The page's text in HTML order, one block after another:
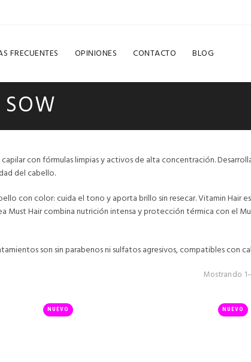
FRECUENTES OPINIONES CONTACTO BLOG
SOW
capilar con fórmulas limpias y activos de alta concentración.
del cabello.
con color: cuida el tono y aporta brillo sin resecar. Vitamin Hair
Must Hair combina nutrición intensa y protección térmica con el
son sin parabenos ni sulfatos agresivos, compatibles con
Mostrando
NUEVO NUEVO